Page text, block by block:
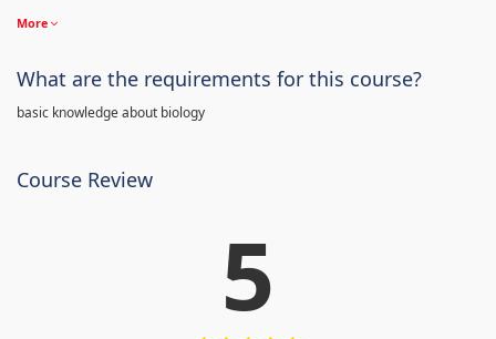
More
What are the requirements for this course?
basic knowledge about biology
Course Review
5